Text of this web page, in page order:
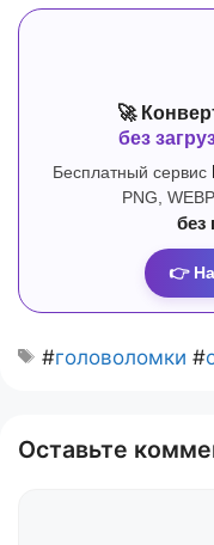
🚀
без
Бесплатный сервис
PNG,
без
👉
#головоломки #
Оставьте